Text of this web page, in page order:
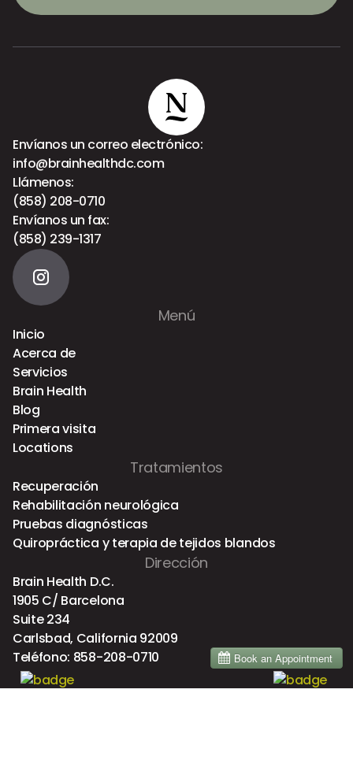
Envíanos un correo electrónico:
info@brainhealthdc.com
Llámenos:
(858) 208-0710
Envíanos un fax:
(858) 239-1317
Menú
Inicio
Acerca de
Servicios
Brain Health
Blog
Primera visita
Locations
Tratamientos
Recuperación
Rehabilitación neurológica
Pruebas diagnósticas
Quiropráctica y terapia de tejidos blandos
Dirección
Brain Health D.C.
1905 C/ Barcelona
Suite 234
Carlsbad, California 92009
Teléfono: 858-208-0710